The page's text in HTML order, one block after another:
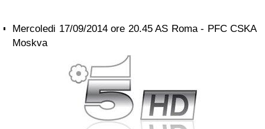
Mercoledi 17/09/2014 ore 20.45 AS Roma - PFC CSKA
Moskva